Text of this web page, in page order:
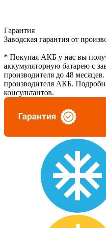
Гарантия
Заводская гарантия от
* Покупая АКБ у нас вы
аккумуляторную батарею с
производителя до 48
производителя АКБ.
консультантов.